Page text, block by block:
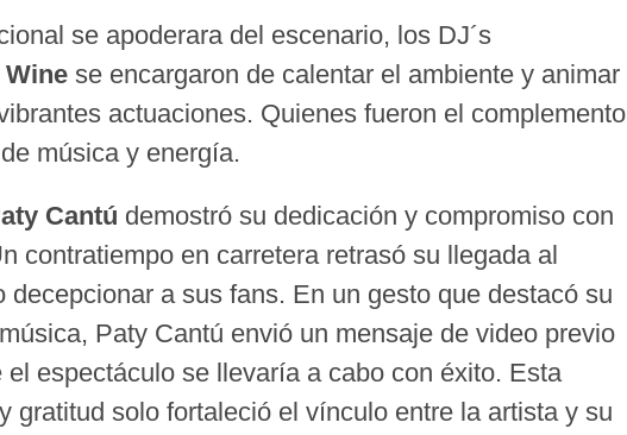
se apoderara del escenario, los DJ´s
se encargaron de calentar el ambiente y animar
actuaciones. Quienes fueron el complemento
música y energía.
Cantú demostró su dedicación y compromiso con
contratiempo en carretera retrasó su llegada al
decepcionar a sus fans. En un gesto que destacó su
Paty Cantú envió un mensaje de video previo
espectáculo se llevaría a cabo con éxito. Esta
gratitud solo fortaleció el vínculo entre la artista y su